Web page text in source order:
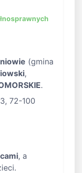
(gmina
,
.
72-100
, a